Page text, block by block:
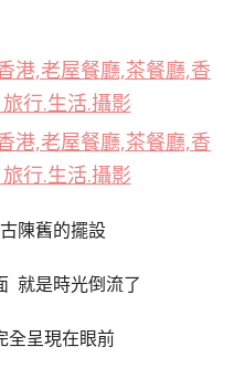
陳舊的擺設
就是時光倒流了
全呈現在眼前